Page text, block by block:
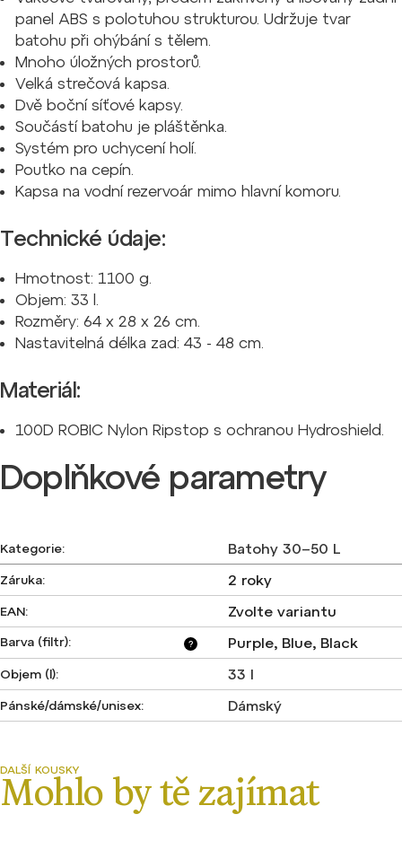
panel ABS s polotuhou strukturou. Udržuje tvar
batohu při ohýbání s tělem.
Mnoho úložných prostorů.
Velká strečová kapsa.
Dvě boční síťové kapsy.
Součástí batohu je pláštěnka.
Systém pro uchycení holí.
Poutko na cepín.
Kapsa na vodní rezervoár mimo hlavní komoru.
Technické údaje:
Hmotnost: 1100 g.
Objem: 33 l.
Rozměry: 64 x 28 x 26 cm.
Nastavitelná délka zad: 43 - 48 cm.
Materiál:
100D ROBIC Nylon Ripstop s ochranou Hydroshield.
Doplňkové parametry
Kategorie: Batohy 30–50 L
Záruka: 2 roky
EAN: Zvolte variantu
?
Barva (filtr): Purple, Blue, Black
Objem (l): 33 l
Pánské/dámské/unisex: Dámský